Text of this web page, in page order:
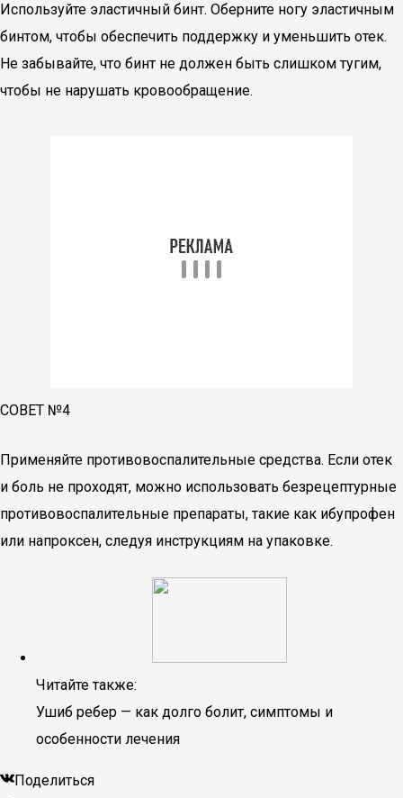
Используйте эластичный бинт. Оберните ногу эластичным
бинтом, чтобы обеспечить поддержку и уменьшить отек.
Не забывайте, что бинт не должен быть слишком тугим,
чтобы не нарушать кровообращение.
СОВЕТ №4
Применяйте противовоспалительные средства. Если отек
и боль не проходят, можно использовать безрецептурные
противовоспалительные препараты, такие как ибупрофен
или напроксен, следуя инструкциям на упаковке.
Читайте также:
Ушиб ребер — как долго болит, симптомы и
особенности лечения
Поделиться